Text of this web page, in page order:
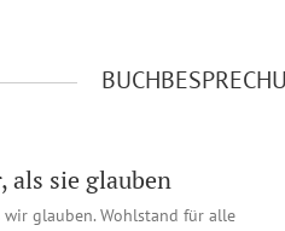
als sie glauben
wir glauben. Wohlstand für alle